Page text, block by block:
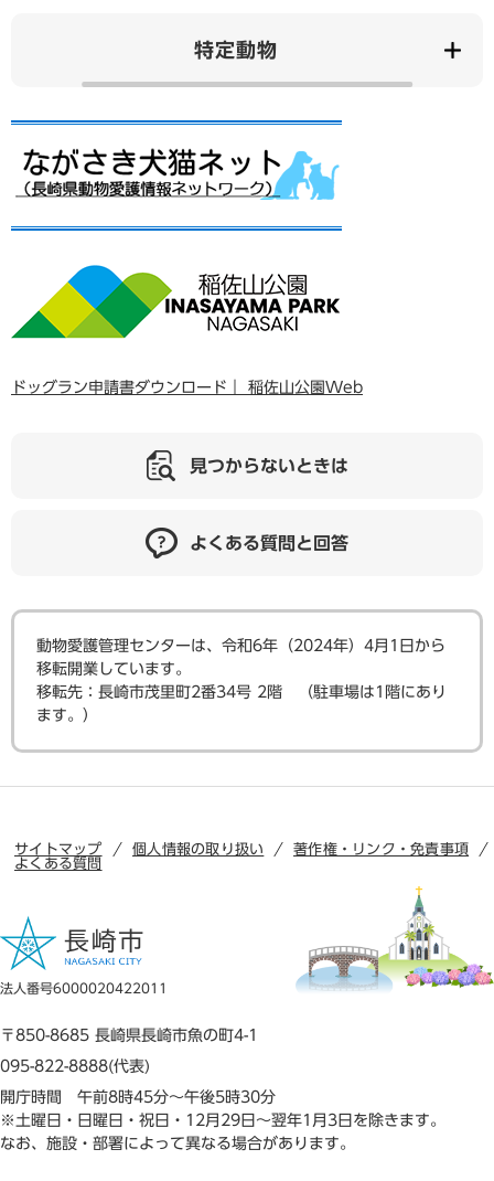
特定動物
ドッグラン申請書ダウンロード｜ 稲佐山公園Web
見つからないときは
よくある質問と回答
動物愛護管理センターは、令和6年（2024年）4月1日から
移転開業しています。
​移転先：長崎市茂里町2番34号 2階 （駐車場は1階にあり
ます。）
サイトマップ 個人情報の取り扱い
著作権・リンク・免責事項
よくある質問
法人番号6000020422011
〒850-8685 長崎県長崎市魚の町4-1
095-822-8888(代表)
開庁時間 午前8時45分～午後5時30分
※土曜日・日曜日・祝日・12月29日～翌年1月3日を除きます。
なお、施設・部署によって異なる場合があります。